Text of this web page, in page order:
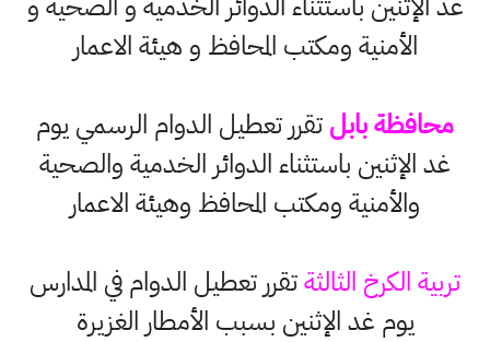
الأمنية ومكتب المحافظ و هيئة الاعمار
محافظة بابلتقرر تعطيل الدوام الرسمي يوم
غد الإثنين باستثناء الدوائر الخدمية والصحية
والأمنية ومكتب المحافظ وهيئة الاعمار
تربية الكرخ الثالثةتقرر تعطيل الدوام في المدارس
يوم غد الإثنين بسبب الأمطار الغزيرة